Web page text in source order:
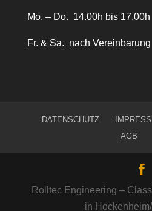
Mo. – Do. 14.00h bis 17.00h
Fr. & Sa. nach Vereinbarung
DATENSCHUTZ
AGB
Rolltec Engineering –
in